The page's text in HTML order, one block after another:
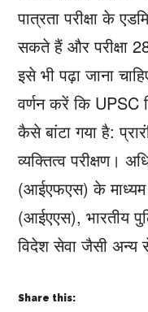
पात्रता परीक्षा के
सकते हैं और परीक्षा
इसे भी पढ़ा जाना
वर्णन करें कि UPSC
कैसे बांटा गया है:
व्यक्तित्व परीक्षण।
(आईएफएस) के माध्यम
(आईएएस), भारतीय
विदेश सेवा जैसी अन्य
Share this: